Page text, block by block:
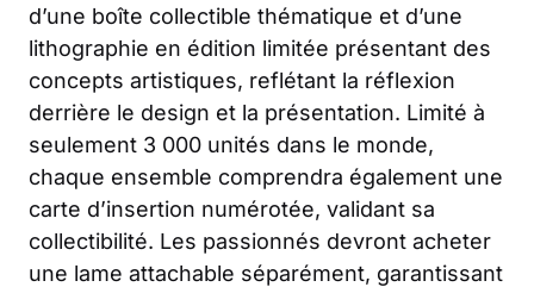
d’une boîte collectible thématique et d’une
lithographie en édition limitée présentant des
concepts artistiques, reflétant la réflexion
derrière le design et la présentation. Limité à
seulement 3 000 unités dans le monde,
chaque ensemble comprendra également une
carte d’insertion numérotée, validant sa
collectibilité. Les passionnés devront acheter
une lame attachable séparément, garantissant